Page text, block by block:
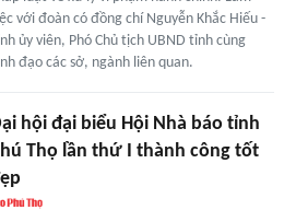
với đoàn có đồng chí Nguyễn Khắc Hiếu -
ủy viên, Phó Chủ tịch UBND tỉnh cùng
đạo các sở, ngành liên quan.
hội đại biểu Hội Nhà báo tỉnh
Thọ lần thứ I thành công tốt